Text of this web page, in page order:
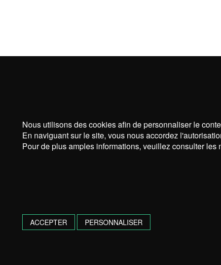
Nous utilisons des cookies afin de personnaliser le
En naviguant sur le site, vous nous accordez
Pour de plus amples informations, veuillez consulter les
ACCEPTER PERSONNALISER